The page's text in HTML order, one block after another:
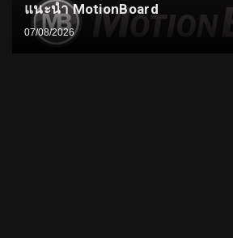
แนะนำ MotionBoard
07/08/2026